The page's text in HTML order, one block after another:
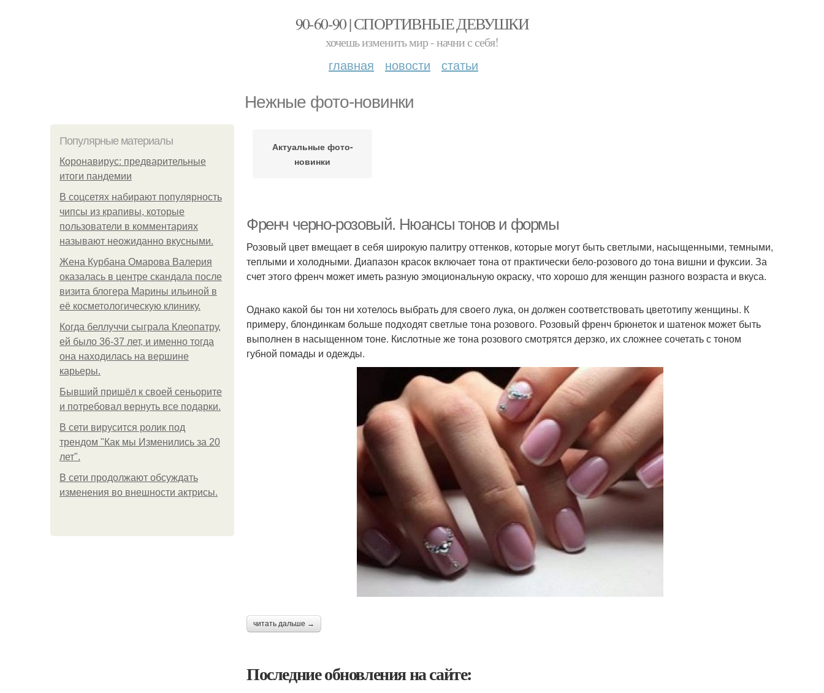
90-60-90 | СПОРТИВНЫЕ ДЕВУШКИ
хочешь изменить мир - начни с себя!
главная новости статьи
Нежные фото-новинки
Популярные материалы
Коронавирус: предварительные
итоги пандемии
В соцсетях набирают популярность
чипсы из крапивы, которые
пользователи в комментариях
называют неожиданно вкусными.
Жена Курбана Омарова Валерия
оказалась в центре скандала после
визита блогера Марины ильиной в
её косметологическую клинику.
Когда беллуччи сыграла Клеопатру,
ей было 36-37 лет, и именно тогда
она находилась на вершине
карьеры.
Бывший пришёл к своей сеньорите
и потребовал вернуть все подарки.
В сети вирусится ролик под
трендом "Как мы Изменились за 20
лет".
В сети продолжают обсуждать
изменения во внешности актрисы.
Актуальные фото-
новинки
Френч черно-розовый. Нюансы тонов и формы
Розовый цвет вмещает в себя широкую палитру оттенков, которые могут быть светлыми, насыщенными, темными,
теплыми и холодными. Диапазон красок включает тона от практически бело-розового до тона вишни и фуксии. За
счет этого френч может иметь разную эмоциональную окраску, что хорошо для женщин разного возраста и вкуса.
Однако какой бы тон ни хотелось выбрать для своего лука, он должен соответствовать цветотипу женщины. К
примеру, блондинкам больше подходят светлые тона розового. Розовый френч брюнеток и шатенок может быть
выполнен в насыщенном тоне. Кислотные же тона розового смотрятся дерзко, их сложнее сочетать с тоном
губной помады и одежды.
читать дальше →
Последние обновления на сайте: